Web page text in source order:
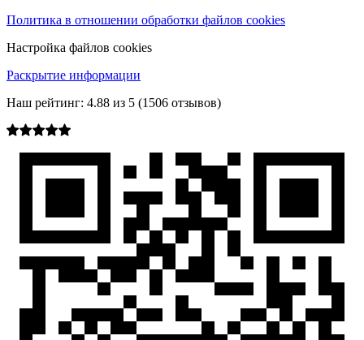
Политика в отношении обработки файлов cookies
Настройка файлов cookies
Раскрытие информации
Наш рейтинг: 4.88 из 5 (1506 отзывов)